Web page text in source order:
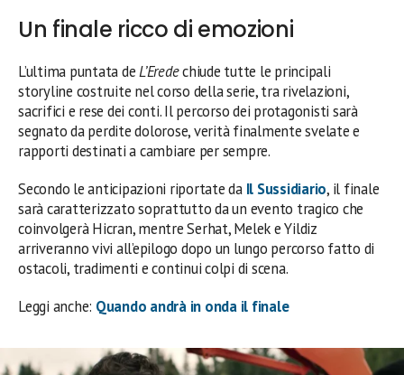
Un finale ricco di emozioni
L’ultima puntata deL’Eredechiude tutte le principali
storyline costruite nel corso della serie, tra rivelazioni,
sacrifici e rese dei conti. Il percorso dei protagonisti sarà
segnato da perdite dolorose, verità finalmente svelate e
rapporti destinati a cambiare per sempre.
Secondo le anticipazioni riportate da Il Sussidiario, il finale
sarà caratterizzato soprattutto da un evento tragico che
coinvolgerà Hicran, mentre Serhat, Melek e Yildiz
arriveranno vivi all’epilogo dopo un lungo percorso fatto di
ostacoli, tradimenti e continui colpi di scena.
Leggi anche: Quando andrà in onda il finale